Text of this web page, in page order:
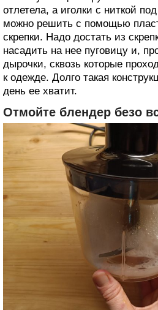
отлетела, а иголки с ниткой
можно решить с помощью
скрепки. Надо достать из
насадить на нее пуговицу и,
дырочки, сквозь которые
к одежде. Долго такая
день ее хватит.
Отмойте блендер безо